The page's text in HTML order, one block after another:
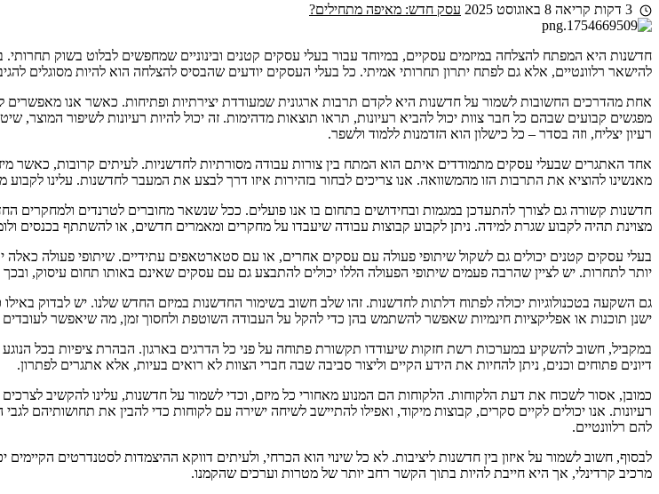
8 באוגוסט 2025 עסק חדש: מאיפה מתחילים?
חדשנות היא המפתח להצלחה במיזמים עסקיים, במיוחד עבור בעלי עסקים קטנים ובינוניים שמחפשים לבלוט בשוק
להישאר רלוונטיים, אלא גם לפתח יתרון תחרותי אמיתי. כל בעלי העסקים יודעים שהבסיס להצלחה הוא להיות מסוגלים
אחת מהדרכים החשובות לשמור על חדשנות היא לקדם תרבות ארגונית שמעודדת יצירתיות ופתיחות. כאשר אנו מאפשרים
מפגשים קבועים שבהם כל חבר צוות יכול להביא רעיונות, תראו תוצאות מדהימות. זה יכול להיות רעיונות לשיפור המוצר,
רעיון יצליח, וזה בסדר – כל כישלון הוא הזדמנות ללמוד ולשפר.
אחד האתגרים שבעלי עסקים מתמודדים איתם הוא המתח בין צורות עבודה מסורתיות לחדשניות. לעיתים קרובות, כאשר
מאנשינו להוציא את התרבות הזו מהמשוואה. אנו צריכים לבחור בזהירות איזו דרך לבצע את המעבר לחדשנות. עלינו
חדשנות קשורה גם לצורך להתעדכן במגמות ובחידושים בתחום בו אנו פועלים. ככל שנשאר מחוברים לטרנדים ולמחקרים
מצוינת תהיה לקבוע שגרת למידה. ניתן לקבוע קבוצות עבודה שיעבדו על מחקרים ומאמרים חדשים, או להשתתף בכנסים
בעלי עסקים קטנים יכולים גם לשקול שיתופי פעולה עם עסקים אחרים, או עם סטארטאפים עתידיים. שיתופי פעולה כאלה
יותר לתחרות. יש לציין שהרבה פעמים שיתופי הפעולה הללו יכולים להתבצע גם עם עסקים שאינם באותו תחום עיסוק,
גם השקעה בטכנולוגיות יכולה לפתוח דלתות לחדשנות. זהו שלב חשוב בשימור החדשנות במיזם החדש שלנו. יש לבדוק באילו
ישנן תוכנות או אפליקציות חינמיות שאפשר להשתמש בהן כדי להקל על העבודה השוטפת ולחסוך זמן, מה שיאפשר
במקביל, חשוב להשקיע במערכות רשת חזקות שיעודדו תקשורת פתוחה על פני כל הדרגים בארגון. הבהרת ציפיות בכל
דיונים פתוחים וכנים, ניתן להחיות את הידע הקיים וליצור סביבה שבה חברי הצוות לא רואים בעיות, אלא אתגרים לפתרון.
כמובן, אסור לשכוח את דעת הלקוחות. הלקוחות הם המנוע מאחורי כל מיזם, וכדי לשמור על חדשנות, עלינו להקשיב
רעיונות. אנו יכולים לקיים סקרים, קבוצות מיקוד, ואפילו להתיישב לשיחה ישירה עם לקוחות כדי להבין את תחושותיהם לגבי
להם רלוונטיים.
לבסוף, חשוב לשמור על איזון בין חדשנות ליציבות. לא כל שינוי הוא הכרחי, ולעיתים דווקא ההיצמדות לסטנדרטים
מרכיב קרדינלי, אך היא חייבת להיות בתוך הקשר רחב יותר של מטרות וערכים שהקמנו.